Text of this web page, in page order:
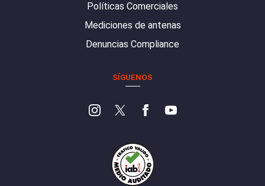
Políticas Comerciales
Mediciones de antenas
Denuncias Compliance
SÍGUENOS